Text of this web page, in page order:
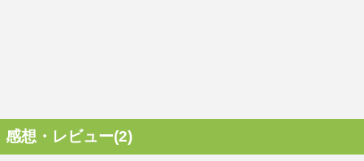
感想・レビュー(2)